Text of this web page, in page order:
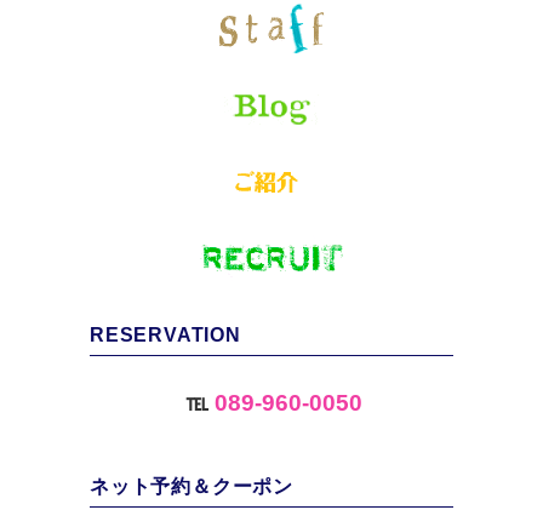
RESERVATION
℡ 089-960-0050
ネット予約＆クーポン